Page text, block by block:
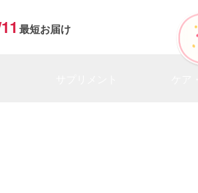
最短お届け